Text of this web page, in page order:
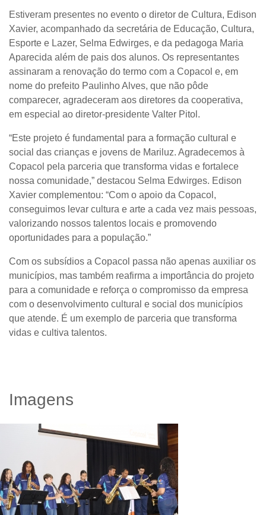
Estiveram presentes no evento o diretor de Cultura, Edison
Xavier, acompanhado da secretária de Educação, Cultura,
Esporte e Lazer, Selma Edwirges, e da pedagoga Maria
Aparecida além de pais dos alunos. Os representantes
assinaram a renovação do termo com a Copacol e, em
nome do prefeito Paulinho Alves, que não pôde
comparecer, agradeceram aos diretores da cooperativa,
em especial ao diretor-presidente Valter Pitol.
“Este projeto é fundamental para a formação cultural e
social das crianças e jovens de Mariluz. Agradecemos à
Copacol pela parceria que transforma vidas e fortalece
nossa comunidade,” destacou Selma Edwirges. Edison
Xavier complementou: “Com o apoio da Copacol,
conseguimos levar cultura e arte a cada vez mais pessoas,
valorizando nossos talentos locais e promovendo
oportunidades para a população.”
Com os subsídios a Copacol passa não apenas auxiliar os
municípios, mas também reafirma a importância do projeto
para a comunidade e reforça o compromisso da empresa
com o desenvolvimento cultural e social dos municípios
que atende. É um exemplo de parceria que transforma
vidas e cultiva talentos.
Imagens